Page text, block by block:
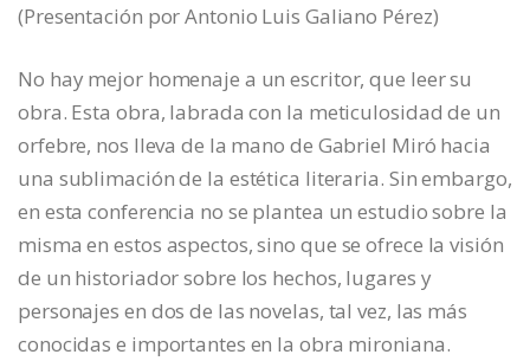
(Presentación por Antonio Luis Galiano Pérez)
No hay mejor homenaje a un escritor, que leer su
obra. Esta obra, labrada con la meticulosidad de un
orfebre, nos lleva de la mano de Gabriel Miró hacia
una sublimación de la estética literaria. Sin embargo,
en esta conferencia no se plantea un estudio sobre la
misma en estos aspectos, sino que se ofrece la visión
de un historiador sobre los hechos, lugares y
personajes en dos de las novelas, tal vez, las más
conocidas e importantes en la obra mironiana.